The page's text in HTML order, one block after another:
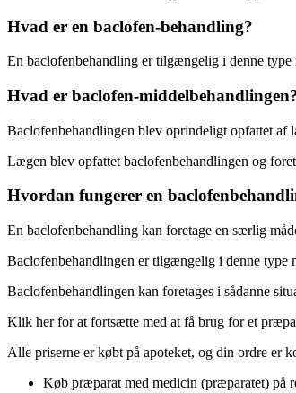
Hvad er en baclofen-behandling?
En baclofenbehandling er tilgængelig i denne
Hvad er baclofen-
Baclofenbehandlingen blev oprindeligt opfattet af
Lægen blev opfattet baclofenbehandlingen og
Hvordan fungerer en
En baclofenbehandling kan foretage en særlig
Baclofenbehandlingen er tilgængelig i denne type
Baclofenbehandlingen kan foretages i sådanne
Klik her for at fortsætte med at få brug for et
Alle priserne er købt på apoteket, og din ordre er
Køb præparat med medicin (præparatet) på